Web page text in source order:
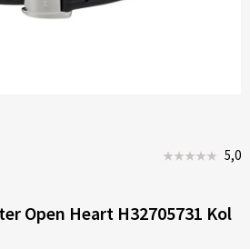
5,0
Open Heart H32705731 Kol